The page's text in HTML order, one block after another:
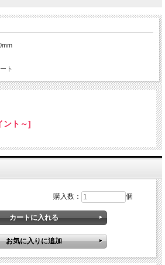
ト
ト～]
購入数： 個